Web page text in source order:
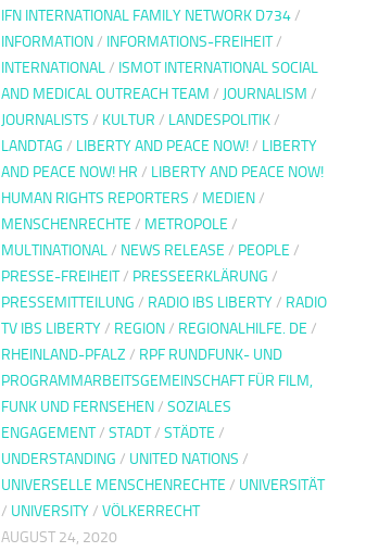
IFN INTERNATIONAL FAMILY NETWORK D734/
INFORMATION/ INFORMATIONS-FREIHEIT/
INTERNATIONAL/ ISMOT INTERNATIONAL SOCIAL
AND MEDICAL OUTREACH TEAM / JOURNALISM /
JOURNALISTS / KULTUR / LANDESPOLITIK/
LANDTAG / LIBERTY AND PEACE NOW!/ LIBERTY
AND PEACE NOW! HR / LIBERTY AND PEACE NOW!
HUMAN RIGHTS REPORTERS / MEDIEN/
MENSCHENRECHTE / METROPOLE /
MULTINATIONAL/ NEWS RELEASE / PEOPLE /
PRESSE-FREIHEIT/ PRESSEERKLÄRUNG /
PRESSEMITTEILUNG / RADIO IBS LIBERTY/ RADIO
TV IBS LIBERTY/ REGION/ REGIONALHILFE. DE /
RHEINLAND-PFALZ / RPF RUNDFUNK- UND
PROGRAMMARBEITSGEMEINSCHAFT FÜR FILM,
FUNK UND FERNSEHEN/ SOZIALES
ENGAGEMENT/ STADT/ STÄDTE /
UNDERSTANDING / UNITED NATIONS /
UNIVERSELLE MENSCHENRECHTE / UNIVERSITÄT
/ UNIVERSITY/ VÖLKERRECHT
AUGUST 24, 2020